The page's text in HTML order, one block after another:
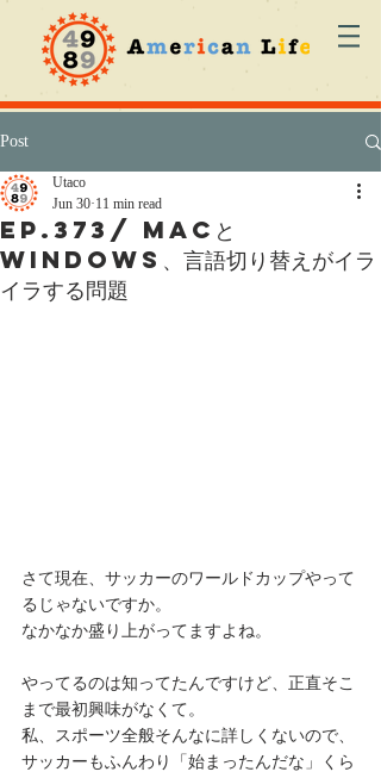
Post
ep.373/ Macと
Windows、言語切り替えがイラ
イラする問題
Utaco
Jun 30 11 min read
さて現在、サッカーのワールドカップやって
るじゃないですか。
なかなか盛り上がってますよね。
やってるのは知ってたんですけど、正直そこ
まで最初興味がなくて。
私、スポーツ全般そんなに詳しくないので、
サッカーもふんわり「始まったんだな」くら